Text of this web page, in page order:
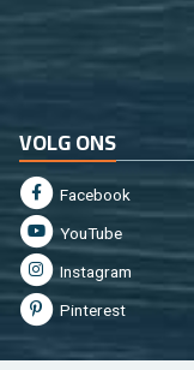
VOLG ONS
Fa­cebook
You­Tu­be
In­st­agram
Pin­te­rest